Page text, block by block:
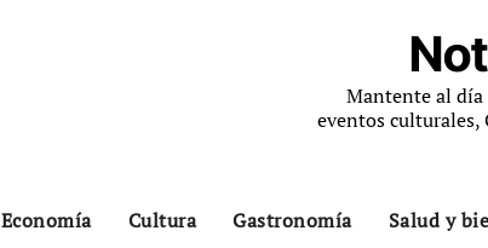
Mantente al día
eventos culturales,
Economía Cultura Gastronomía Salud y